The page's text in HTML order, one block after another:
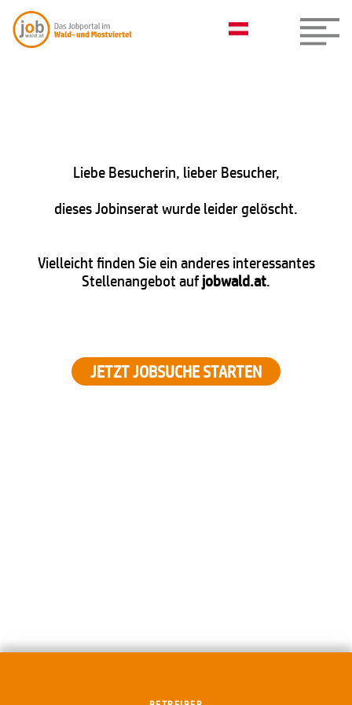
Liebe Besucherin, lieber Besucher,
dieses Jobinserat wurde leider gelöscht.
Vielleicht finden Sie ein anderes interessantes
Stellenangebot aufjobwald.at.
JETZT JOBSUCHE STARTEN